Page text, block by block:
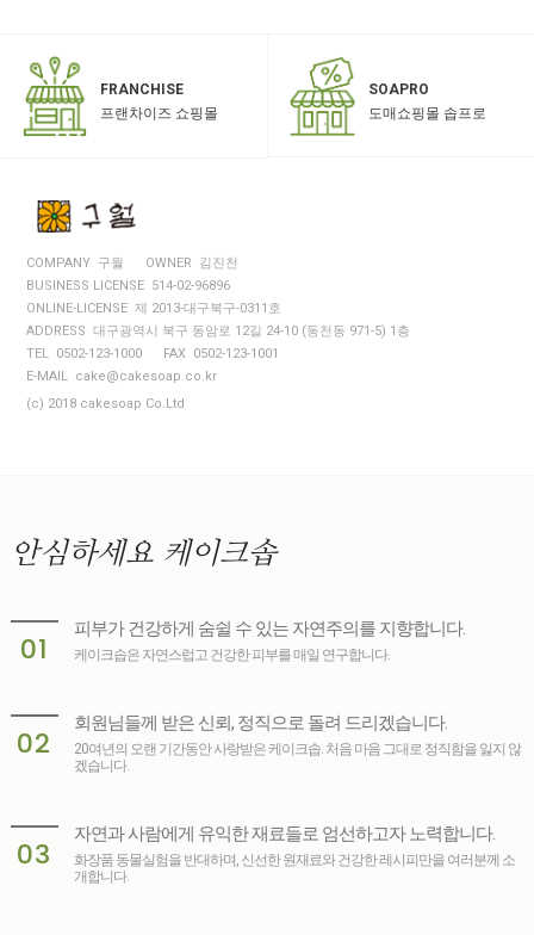
FRANCHISE
프랜차이즈 쇼핑몰
SOAPRO
도매쇼핑몰 솝프로
COMPANY 구월
OWNER 김진천
BUSINESS LICENSE 514-02-96896
ONLINE-LICENSE 제 2013-대구북구-0311호
ADDRESS 대구광역시 북구 동암로 12길 24-10 (동천동 971-5) 1층
TEL 0502-123-1000
FAX 0502-123-1001
E-MAIL cake@cakesoap.co.kr
(c) 2018 cakesoap Co.Ltd
안심하세요 케이크솝
01
피부가 건강하게 숨쉴 수 있는 자연주의를 지향합니다.
케이크솝은 자연스럽고 건강한 피부를 매일 연구합니다.
02
회원님들께 받은 신뢰, 정직으로 돌려 드리겠습니다.
20여년의 오랜 기간동안 사랑받은 케이크솝. 처음 마음 그대로 정직함을 잃지 않
겠습니다.
03
자연과 사람에게 유익한 재료들로 엄선하고자 노력합니다.
화장품 동물실험을 반대하며, 신선한 원재료와 건강한 레시피만을 여러분께 소
개합니다.